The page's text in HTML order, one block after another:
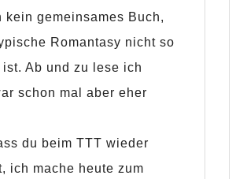
kein gemeinsames Buch,
Romantasy nicht so
Ab und zu lese ich
schon mal aber eher
du beim TTT wieder
ich mache heute zum